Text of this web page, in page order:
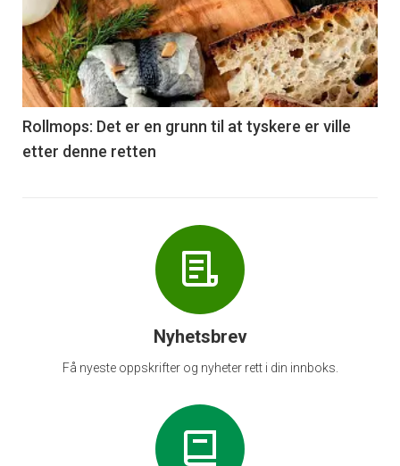
akkurat
nå
-
6
Rollmops: Det er en grunn til at tyskere er ville
etter denne retten
Nyhetsbrev
Få nyeste oppskrifter og nyheter rett i din innboks.